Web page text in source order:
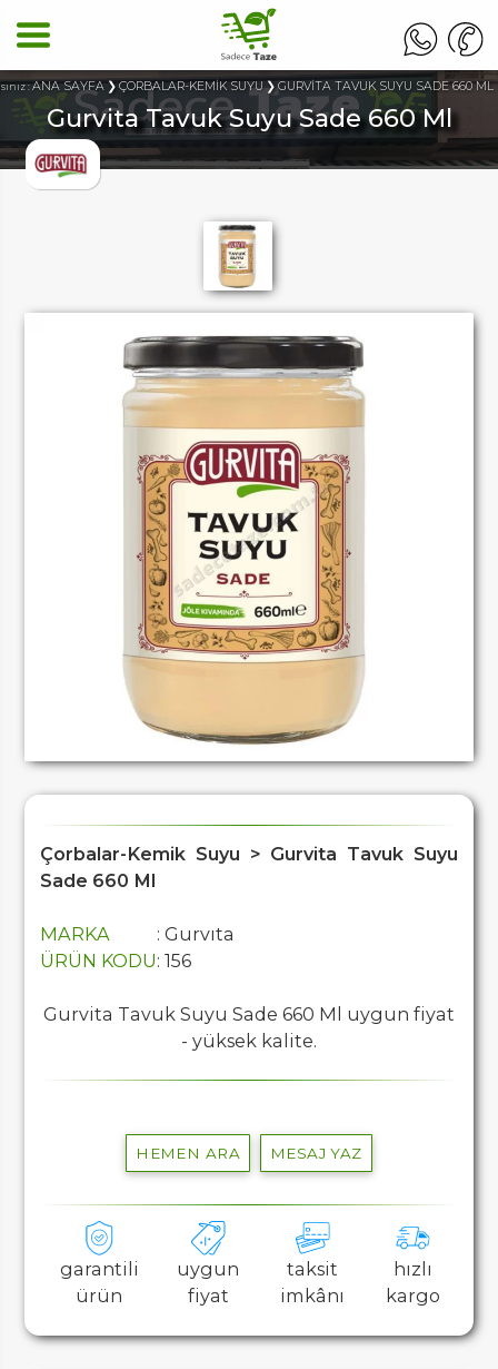
:ANA SAYFA ÇORBALAR-KEMİK SUYU GURVİTA TAVUK SUYU SADE 660 ML
Gurvita Tavuk Suyu Sade 660 Ml
Çorbalar-Kemik Suyu > Gurvita Tavuk Suyu
Sade 660 Ml
MARKA
: Gurvıta
ÜRÜN KODU: 156
Gurvita Tavuk Suyu Sade 660 Ml uygun fiyat
- yüksek kalite.
HEMEN ARA MESAJ YAZ
garantili
ürün
uygun
fiyat
taksit
imkânı
hızlı
kargo